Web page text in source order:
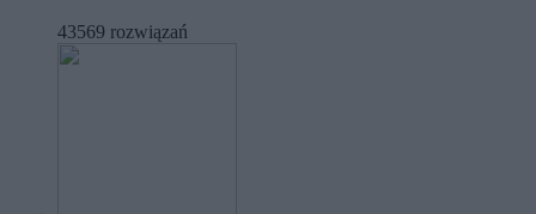
43569 rozwiązań